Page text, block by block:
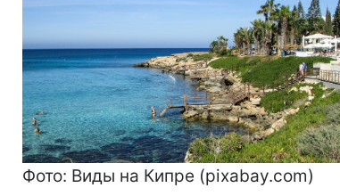
Фото: Виды на Кипре (pixabay.com)